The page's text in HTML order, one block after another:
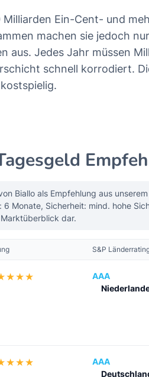
Ein-Cent- und
machen sie jedoch
aus. Jedes Jahr müssen
schnell korrodiert.
Biallo als Empfehlung aus
Monate, Sicherheit: mind. hohe
dar.
S&P
AAA
AAA